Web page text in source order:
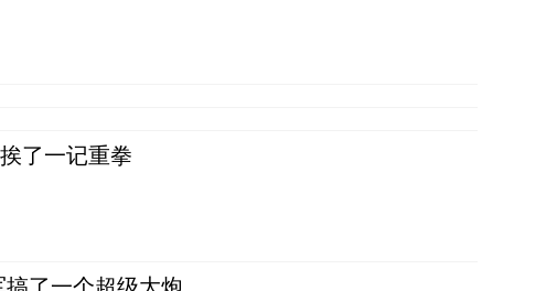
了一记重拳